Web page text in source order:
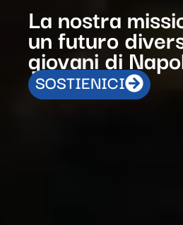
La nostra
un futuro
giovani di
SOSTIENICI